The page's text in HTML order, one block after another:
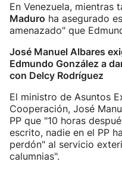
En Venezuela, mientras
Maduro ha asegurado
amenazado" que
José Manuel Albares
Edmundo González a
con Delcy Rodríguez
El ministro de Asuntos
Cooperación, José
PP que "10 horas
escrito, nadie en el PP
perdón" al servicio
calumnias".